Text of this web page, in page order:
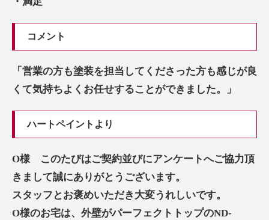
コメント
「営業の方も塗装を担当してくださった方も感じが良
くて気持ちよくお任せすることができました。」
ハートペイントより
O様 このたびはご契約並びにアンケートへご協力頂
きまして誠にありがとうございます。
スタッフとお褒めいただき大変うれしいです。
O様のお宅は、外壁がパーフェクトトップのND-